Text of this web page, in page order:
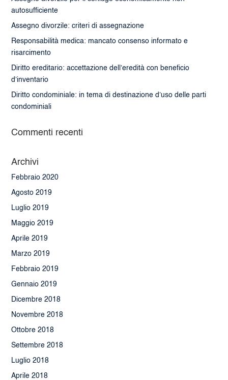
autosufficiente
Assegno divorzile: criteri di assegnazione
Responsabilità medica: mancato consenso informato e
risarcimento
Diritto ereditario: accettazione dell’eredità con beneficio
d’inventario
Diritto condominiale: in tema di destinazione d’uso delle parti
condominiali
Commenti recenti
Archivi
Febbraio 2020
Agosto 2019
Luglio 2019
Maggio 2019
Aprile 2019
Marzo 2019
Febbraio 2019
Gennaio 2019
Dicembre 2018
Novembre 2018
Ottobre 2018
Settembre 2018
Luglio 2018
Aprile 2018